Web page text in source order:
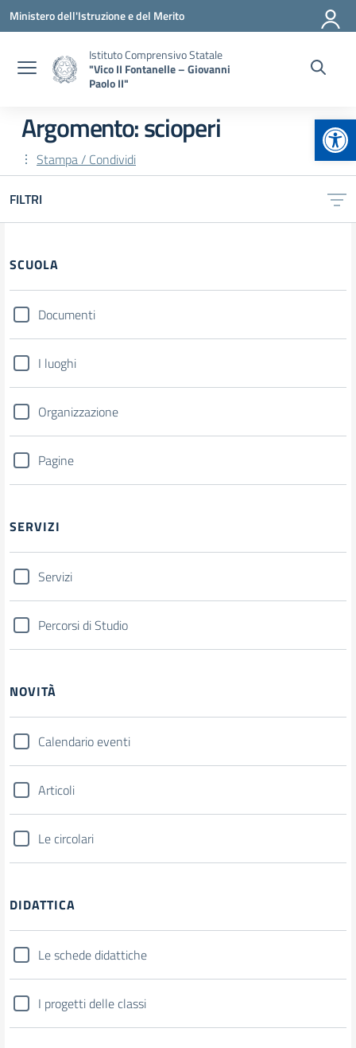
Vai ai contenuti
Vai al menu di navigazione
Vai al footer
Ministero dell'Istruzione e del Merito
Istituto Comprensivo Statale
"Vico II Fontanelle – Giovanni
Paolo II"
Argomento: scioperi
Stampa / Condividi
FILTRI
Filtri
SCUOLA
Documenti
I luoghi
Organizzazione
Pagine
SERVIZI
Servizi
Percorsi di Studio
NOVITÀ
Calendario eventi
Articoli
Le circolari
DIDATTICA
Le schede didattiche
I progetti delle classi